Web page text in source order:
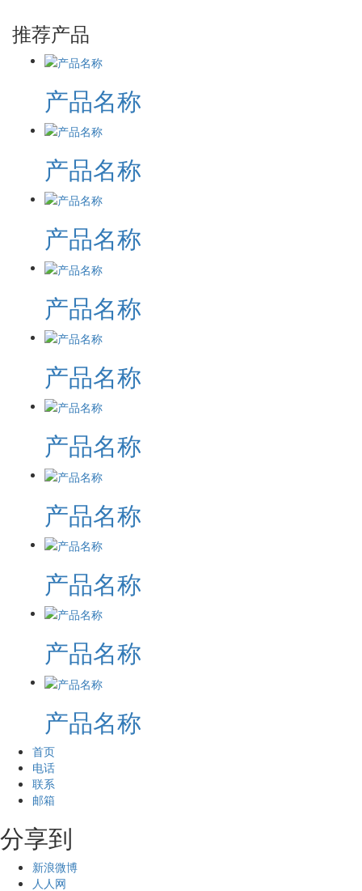
推荐产品
产品名称
产品名称
产品名称
产品名称
产品名称
产品名称
产品名称
产品名称
产品名称
产品名称
首页
电话
联系
邮箱
分享到
新浪微博
人人网